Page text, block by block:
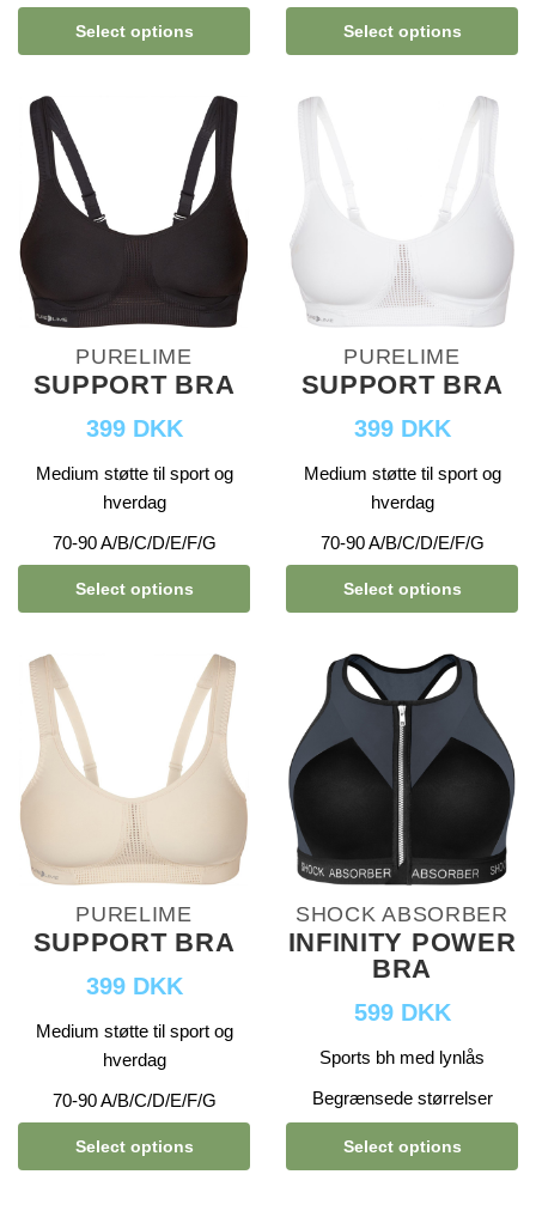
Select options Select options
PURELIME
SUPPORT BRA
399 DKK
Medium støtte til sport og
hverdag
70-90 A/B/C/D/E/F/G
Select options
PURELIME
SUPPORT BRA
399 DKK
Medium støtte til sport og
hverdag
70-90 A/B/C/D/E/F/G
Select options
PURELIME
SUPPORT BRA
399 DKK
Medium støtte til sport og
hverdag
70-90 A/B/C/D/E/F/G
Select options
SHOCK ABSORBER
INFINITY POWER
BRA
599 DKK
Sports bh med lynlås
Begrænsede størrelser
Select options